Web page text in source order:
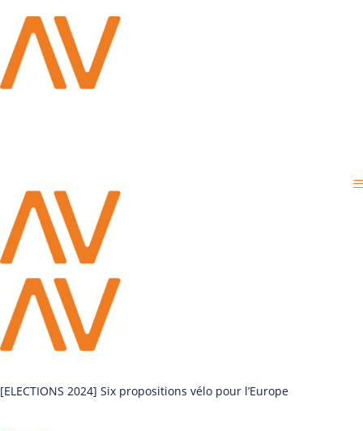
[ELECTIONS 2024] Six propositions vélo pour l’Europe